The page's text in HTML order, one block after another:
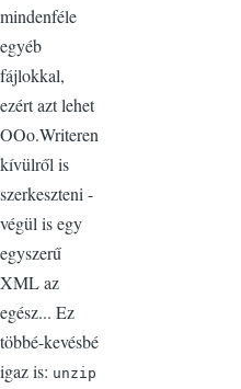
mindenféle
egyéb
fájlokkal,
ezért azt lehet
OOo.Writeren
kívülről is
szerkeszteni -
végül is egy
egyszerű
XML az
egész... Ez
többé-kevésbé
igaz is: unzip